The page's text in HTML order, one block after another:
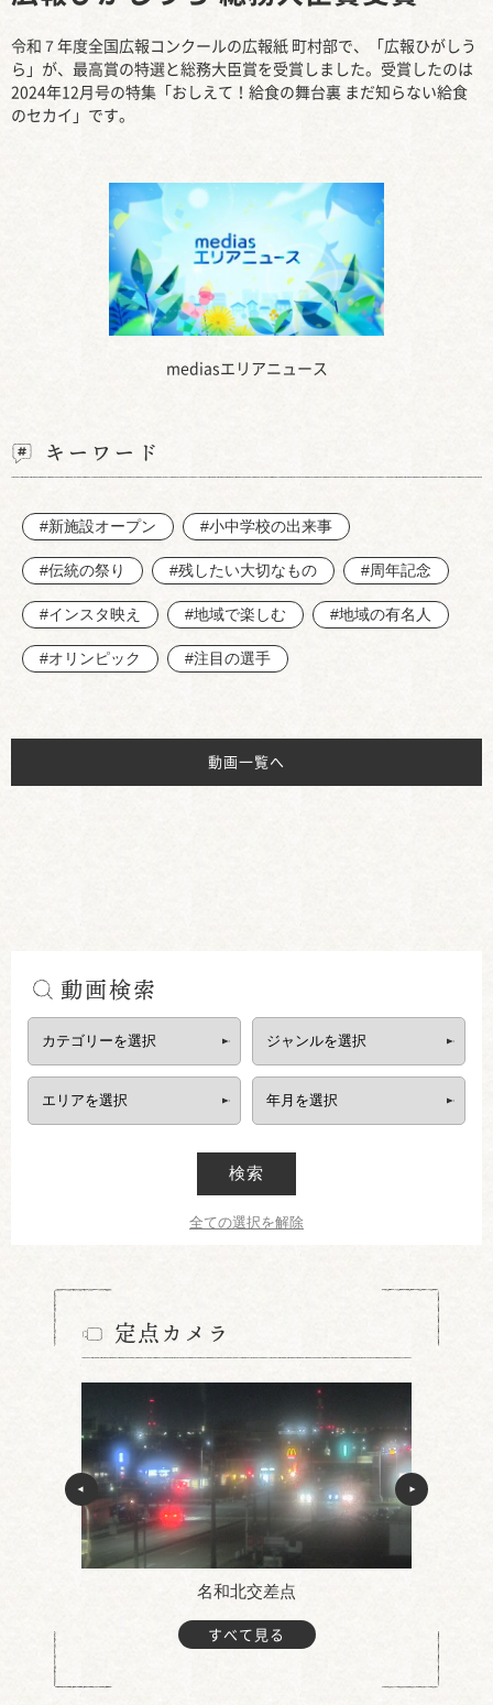
mediasエリアニュース
令和７年度全国広報コンクールの広報紙 町村部で、「広報ひがしう
ら」が、最高賞の特選と総務大臣賞を受賞しました。受賞したのは
2024年12月号の特集「おしえて！給食の舞台裏 まだ知らない給食
のセカイ」です。
キーワード
#新施設オープン #小中学校の出来事
#伝統の祭り #残したい大切なもの #周年記念
#インスタ映え #地域で楽しむ #地域の有名人
#オリンピック #注目の選手
動画一覧へ
動画検索
検索
全ての選択を解除
定点カメラ
名和北交差点
すべて見る